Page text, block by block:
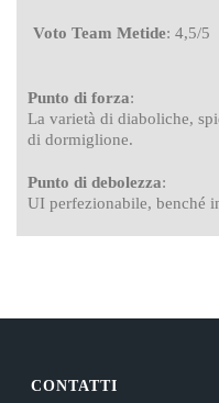
Voto Team Metide: 4,5/5
Punto di forza:
La varietà di diaboliche,
di dormiglione.
Punto di debolezza:
UI perfezionabile, benché
CONTATTI